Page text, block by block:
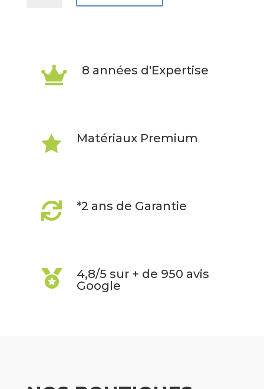
(5Gen 8 années d'Expertise
 Matériaux Premium
 *2 ans de Garantie

4,8/5 sur + de 950 avis
Google